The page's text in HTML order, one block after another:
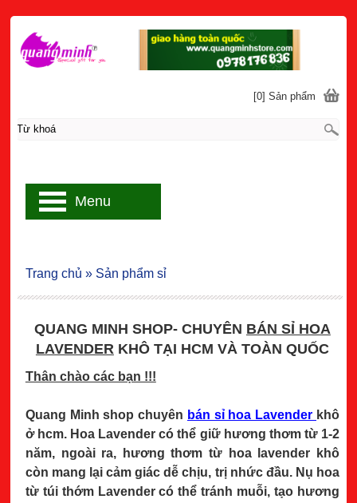
QUANG MINH SHOP- CHUYÊN BÁN SỈ HOA
LAVENDERKHÔ TẠI HCM VÀ TOÀN QUỐC
Thân chào các bạn !!!
Quang Minh shop chuyên bán sỉ hoa Lavender khô
ở hcm. Hoa Lavender có thể giữ hương thơm từ 1-2
năm, ngoài ra, hương thơm từ hoa lavender khô
còn mang lại cảm giác dễ chịu, trị nhức đầu. Nụ hoa
từ túi thớm Lavender có thể tránh muỗi, tạo hương
Trang chủ » Sản phẩm sỉ
[0] Sản phẩm
Menu